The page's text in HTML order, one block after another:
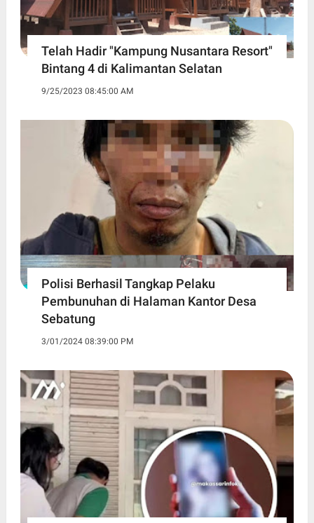
Telah Hadir "Kampung Nusantara Resort"
Bintang 4 di Kalimantan Selatan
9/25/2023 08:45:00 AM
Polisi Berhasil Tangkap Pelaku
Pembunuhan di Halaman Kantor Desa
Sebatung
3/01/2024 08:39:00 PM